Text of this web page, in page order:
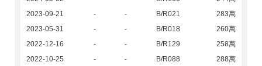
2023-09-21
- - B/R021
283萬
2023-05-31
- - B/R018
260萬
2022-12-16
- - B/R129
258萬
2022-10-25
- - B/R088
288萬